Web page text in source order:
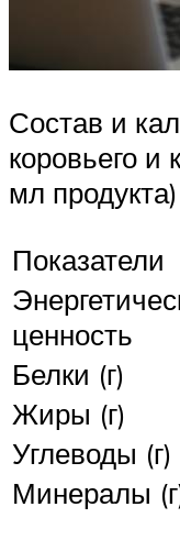
Состав и
коровьего и
мл продукта)
Показатели
ценность
Белки (г)
Жиры (г)
Углеводы (г)
Минералы